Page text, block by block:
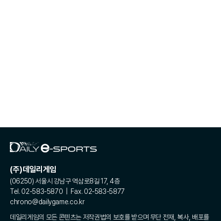
(주)데일리게임
(06250) 서울시 강남구 역삼로8길 17, 4층
Tel. 02-583-5870 | Fax. 02-583-5877
chrono@dailygame.co.kr
데일리게임의 모든 콘텐츠는 저작권법의 보호를 받으며 무단 전재, 복사, 배포를